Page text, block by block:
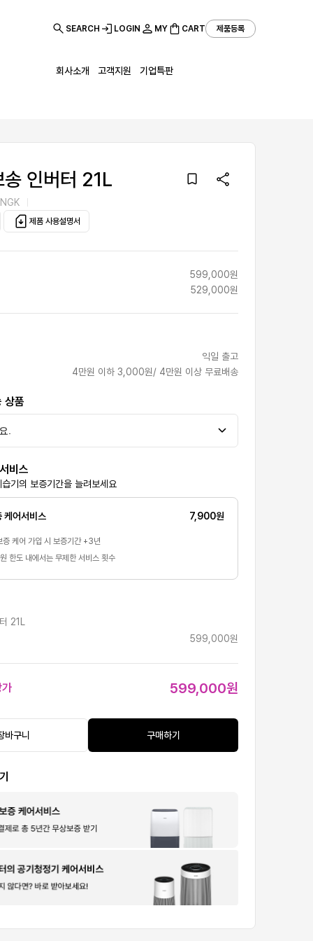
SEARCH LOGIN MY CART 제품등록
회사소개 고객지원 기업특판
송 인버터 21L
제품 사용설명서
599,000원
529,000원
익일 출고
4만원 이하 3,000원/ 4만원 이상 무료배송
상품
비스
기의 보증기간을 늘려보세요
케어서비스 7,900원
증 케어 가입 시 보증기간 +3년
한도 내에서는 무제한 서비스 횟수
21L
599,000원
599,000원
바구니 구매하기